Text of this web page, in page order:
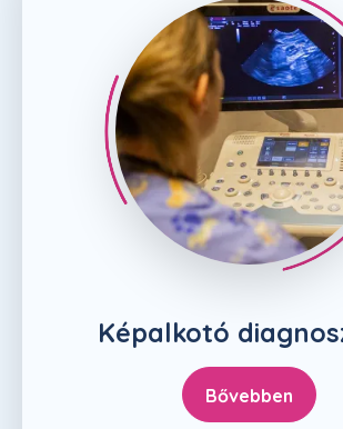
Képalkotó
Bővebben